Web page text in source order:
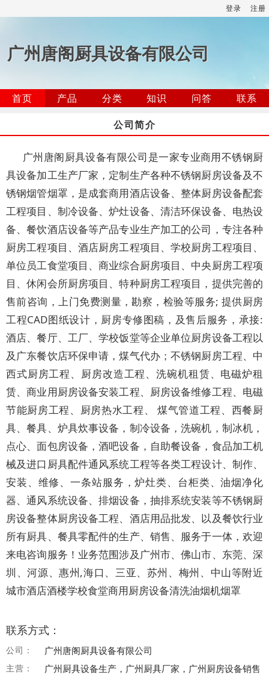
登录 注册
广州唐阁厨具设备有限公司
首页 产品 分类 知识 问答
联系
公司简介
广州唐阁厨具设备有限公司是一家专业商用不锈钢厨
具设备加工生产厂家，定制生产各种不锈钢厨房设备及不
锈钢烟管烟罩，是成套商用酒店设备、整体厨房设备配套
工程项目、制冷设备、炉灶设备、清洁环保设备、电热设
备、餐饮酒店设备等产品专业生产加工的公司，专注各种
厨房工程项目、酒店厨房工程项目、学校厨房工程项目、
单位员工食堂项目、商业综合厨房项目、中央厨房工程项
目、休闲会所厨房项目、特种厨房工程项目，提供完善的
售前咨询，上门免费测量，勘察，检验等服务; 提供厨房
工程CAD图纸设计，厨房专修图稿，及售后服务，承接:
酒店、餐厅、工厂、学校饭堂等企业单位厨房设备工程以
及广东餐饮店环保申请，煤气代办；不锈钢厨房工程、中
西式厨房工程、厨房改造工程、洗碗机租赁、电磁炉租
赁、商业用厨房设备安装工程、厨房设备维修工程、电磁
节能厨房工程、厨房热水工程、 煤气管道工程、西餐厨
具、餐具、炉具炊事设备，制冷设备，洗碗机，制冰机，
点心、面包房设备，酒吧设备，自助餐设备，食品加工机
械及进口厨具配件通风系统工程等各类工程设计、制作、
安装、维修、一条站服务，炉灶类、台柜类、油烟净化
器、通风系统设备、排烟设备，抽排系统安装等不锈钢厨
房设备整体厨房设备工程、酒店用品批发、以及餐饮行业
所有厨具、餐具零配件的生产、销售、服务于一体，欢迎
来电咨询服务！业务范围涉及广州市、佛山市、东莞、深
圳、河源、惠州,海口、三亚、苏州、梅州、中山等附近
城市酒店酒楼学校食堂商用厨房设备清洗油烟机烟罩
联系方式：
公司： 广州唐阁厨具设备有限公司
主营： 广州厨具设备生产，广州厨具厂家，广州厨房设备销售